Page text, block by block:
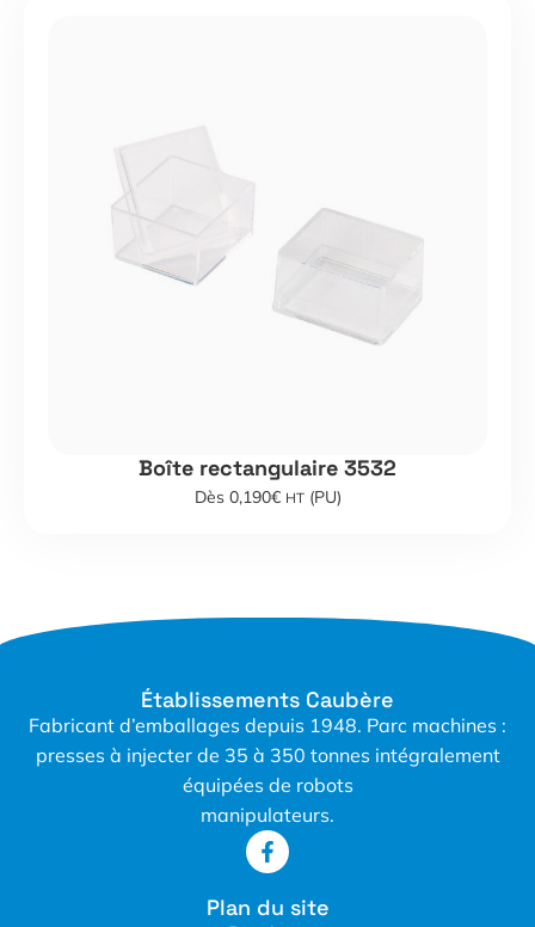
Boîte rectangulaire 3532
Dès 0,190€ HT(PU)
Établissements Caubère
Fabricant d’emballages depuis 1948. Parc machines :
presses à injecter de 35 à 350 tonnes intégralement
équipées de robots
manipulateurs.
Plan du site